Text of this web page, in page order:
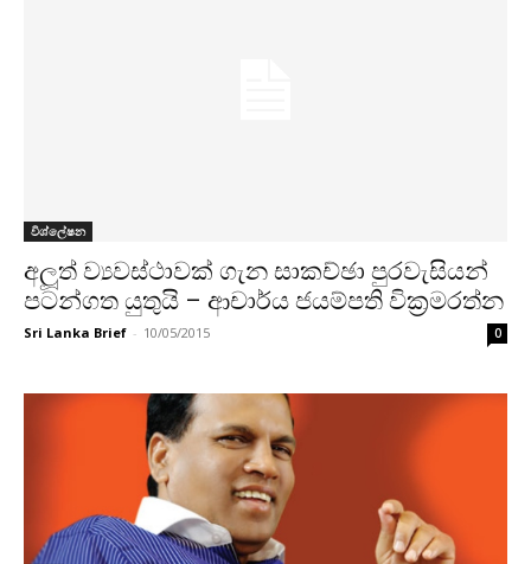
විශ්ලේෂන
අලූත් ව්‍යවස්ථාවක් ගැන සාකච්ඡා පුරවැසියන්
පටන්ගත යුතුයි – ආචාර්ය ජයම්පති වික‍්‍රමරත්න
Sri Lanka Brief - 10/05/2015 0